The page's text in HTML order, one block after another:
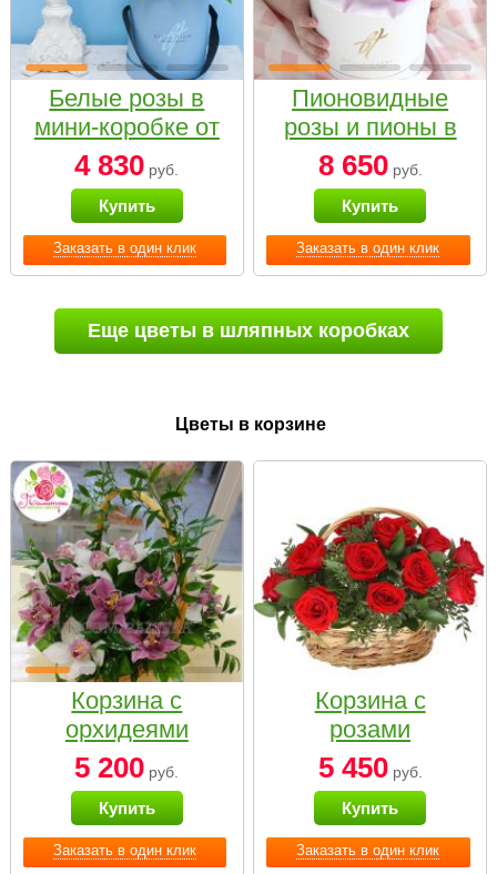
Заказать в один клик
Белые розы в
мини-коробке от
Bella Fiori
4 830 руб.
Купить
Заказать в один клик
Пионовидные
розы и пионы в
белой коробке
Small
8 650руб.
Купить
Еще цветы в шляпных коробках
Цветы в корзине
Заказать в один клик
Корзина с
орхидеями
малая
5 200 руб.
Купить
Заказать в один клик
Корзина с
розами
«Красный
Париж»
5 450руб.
Купить